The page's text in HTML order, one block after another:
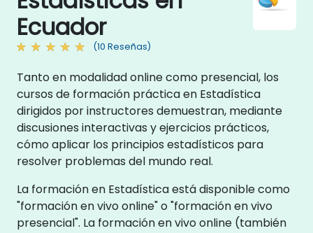
Ecuador
(10 Reseñas)
Tanto en modalidad online como presencial, los
cursos de formación práctica en Estadística
dirigidos por instructores demuestran, mediante
discusiones interactivas y ejercicios prácticos,
cómo aplicar los principios estadísticos para
resolver problemas del mundo real.
La formación en Estadística está disponible como
"formación en vivo online" o "formación en vivo
presencial". La formación en vivo online (también